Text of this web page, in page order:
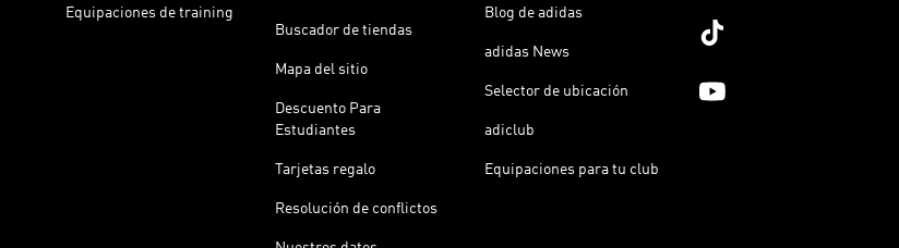
Equipaciones de training
Buscador de tiendas
Mapa del sitio
Descuento Para
Estudiantes
Tarjetas regalo
Resolución de conflictos
Blog de adidas
adidas News
Selector de ubicación
adiclub
Equipaciones para tu club